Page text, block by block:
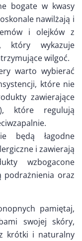
bogate w kwasy
nawilżają i
i olejków z
który wykazuje
wilgoć.
warto wybierać
które nie
zawierające
które regulują
będą łagodne
i zawierają
wzbogacone
podrażnienia oraz
pamiętaj,
swojej skóry,
krótki i naturalny